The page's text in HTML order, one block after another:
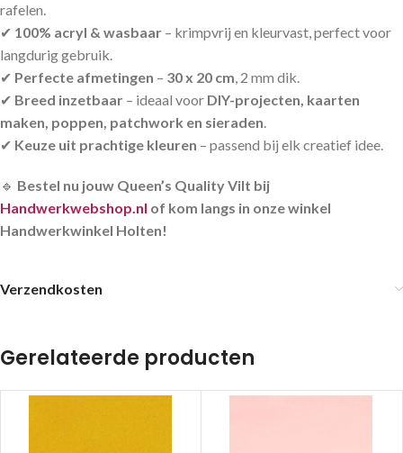
rafelen.
✔ 100% acryl & wasbaar – krimpvrij en kleurvast, perfect voor
langdurig gebruik.
✔ Perfecte afmetingen – 30 x 20 cm, 2 mm dik.
✔ Breed inzetbaar – ideaal voor DIY-projecten, kaarten
maken, poppen, patchwork en sieraden.
✔ Keuze uit prachtige kleuren – passend bij elk creatief idee.
🔹 Bestel nu jouw Queen’s Quality Vilt bij
Handwerkwebshop.nl of kom langs in onze winkel
Handwerkwinkel Holten!
Verzendkosten
Gerelateerde producten